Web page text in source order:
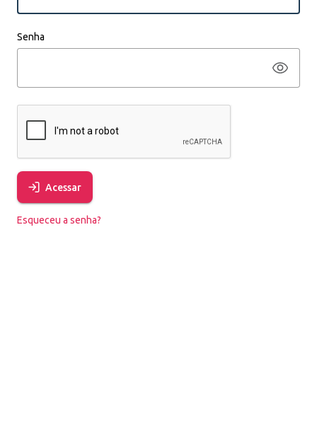
Senha
Acessar
Esqueceu a senha?